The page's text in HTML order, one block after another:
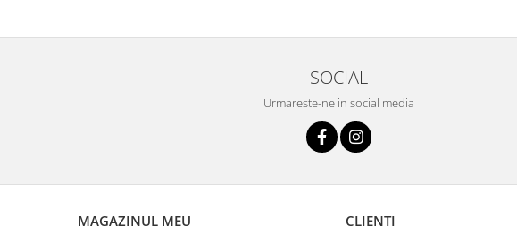
SOCIAL
Urmareste-ne in social media
MAGAZINUL MEU CLIENTI